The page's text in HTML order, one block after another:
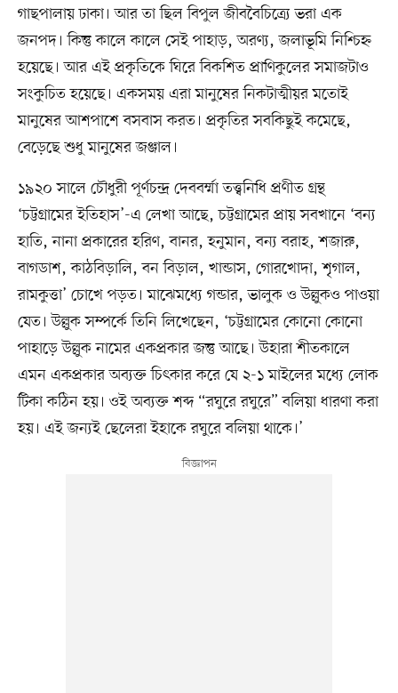
গাছপালায় ঢাকা। আর তা ছিল বিপুল জীববৈচিত্র্যে ভরা এক
জনপদ। কিন্তু কালে কালে সেই পাহাড়, অরণ্য, জলাভূমি নিশ্চিহ্ন
হয়েছে। আর এই প্রকৃতিকে ঘিরে বিকশিত প্রাণিকুলের সমাজটাও
সংকুচিত হয়েছে। একসময় এরা মানুষের নিকটাত্মীয়র মতোই
মানুষের আশপাশে বসবাস করত। প্রকৃতির সবকিছুই কমেছে,
বেড়েছে শুধু মানুষের জঞ্জাল।
১৯২০ সালে চৌধুরী পূর্ণচন্দ্র দেববর্ম্মা তত্ত্বনিধি প্রণীত গ্রন্থ
‘চট্টগ্রামের ইতিহাস’-এ লেখা আছে, চট্টগ্রামের প্রায় সবখানে ‘বন্য
হাতি, নানা প্রকারের হরিণ, বানর, হনুমান, বন্য বরাহ, শজারু,
বাগডাশ, কাঠবিড়ালি, বন বিড়াল, খান্ডাস, গোরখোদা, শৃগাল,
রামকুত্তা’ চোখে পড়ত। মাঝেমধ্যে গন্ডার, ভালুক ও উল্লুকও পাওয়া
যেত। উল্লুক সম্পর্কে তিনি লিখেছেন, ‘চট্টগ্রামের কোনো কোনো
পাহাড়ে ‍‍উল্লুক নামের একপ্রকার জন্তু আছে। উহারা শীতকালে
এমন একপ্রকার অব্যক্ত চিৎকার করে যে ২-১ মাইলের মধ্যে লোক
টিকা কঠিন হয়। ওই অব্যক্ত শব্দ “রঘুরে রঘুরে” বলিয়া ধারণা করা
হয়। এই জন্যই ছেলেরা ইহাকে রঘুরে বলিয়া থাকে।’